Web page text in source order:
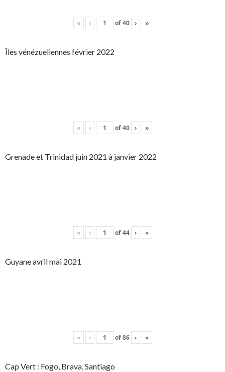
« ‹ of40 › »
Îles vénézueliennes février 2022
« ‹ of40 › »
Grenade et Trinidad juin 2021 à janvier 2022
« ‹ of44 › »
Guyane avril mai 2021
« ‹ of86 › »
Cap Vert : Fogo, Brava, Santiago